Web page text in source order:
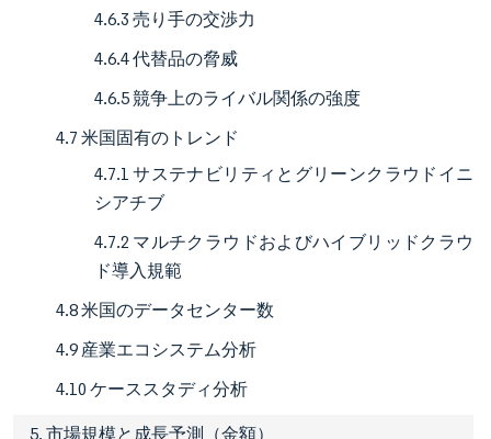
4.6.3 売り手の交渉力
4.6.4 代替品の脅威
4.6.5 競争上のライバル関係の強度
4.7 米国固有のトレンド
4.7.1 サステナビリティとグリーンクラウドイニ
シアチブ
4.7.2 マルチクラウドおよびハイブリッドクラウ
ド導入規範
4.8 米国のデータセンター数
4.9 産業エコシステム分析
4.10 ケーススタディ分析
5. 市場規模と成長予測（金額）